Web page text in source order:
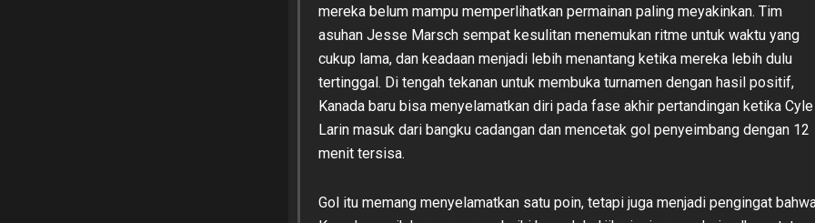
mereka belum mampu memperlihatkan permainan paling meyakinkan. Tim
asuhan Jesse Marsch sempat kesulitan menemukan ritme untuk waktu yang
cukup lama, dan keadaan menjadi lebih menantang ketika mereka lebih dulu
tertinggal. Di tengah tekanan untuk membuka turnamen dengan hasil positif,
Kanada baru bisa menyelamatkan diri pada fase akhir pertandingan ketika Cyle
Larin masuk dari bangku cadangan dan mencetak gol penyeimbang dengan 12
menit tersisa.
Gol itu memang menyelamatkan satu poin, tetapi juga menjadi pengingat